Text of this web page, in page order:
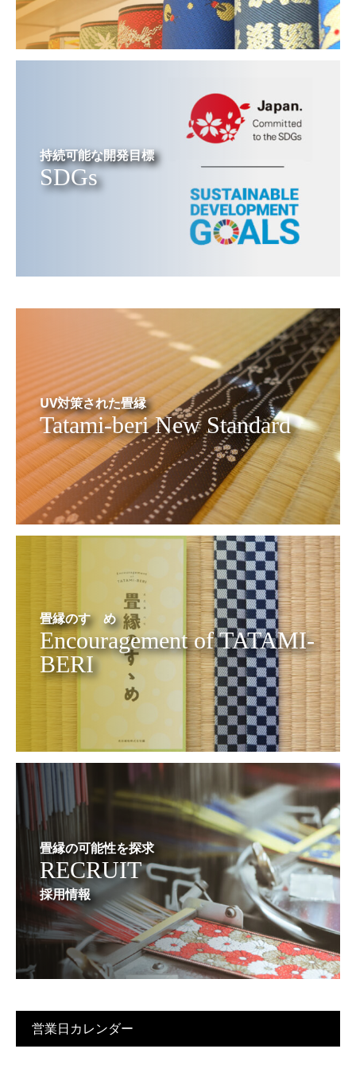
持続可能な開発目標
SDGs
UV対策された畳縁
Tatami-beri New Standard
畳縁のすゝめ
Encouragement of TATAMI-
BERI
畳縁の可能性を探求
RECRUIT
採用情報
営業日カレンダー